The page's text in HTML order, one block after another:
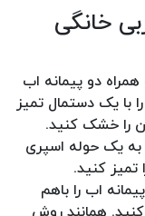
خانگی
همراه دو پیمانه اب
با یک دستمال تمیز
را خشک کنید.
یک حوله اسپری
تمیز کنید.
اب را باهم